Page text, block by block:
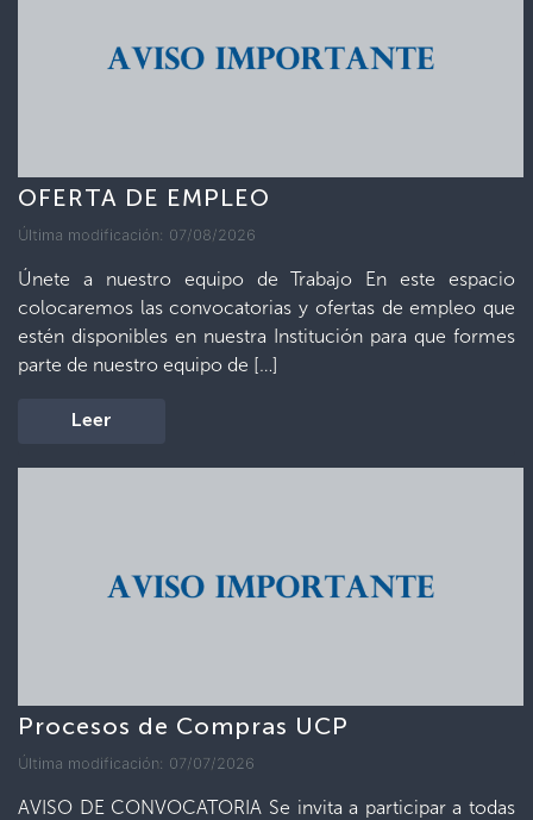
OFERTA DE EMPLEO
Última modificación: 07/08/2026
Únete a nuestro equipo de Trabajo En este espacio
colocaremos las convocatorias y ofertas de empleo que
estén disponibles en nuestra Institución para que formes
parte de nuestro equipo de […]
Leer
Procesos de Compras UCP
Última modificación: 07/07/2026
AVISO DE CONVOCATORIA Se invita a participar a todas